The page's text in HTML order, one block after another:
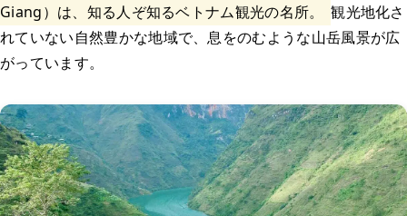
Giang）は、知る人ぞ知るベトナム観光の名所。
観光地化さ
れていない自然豊かな地域で、息をのむような山岳風景が広
がっています。